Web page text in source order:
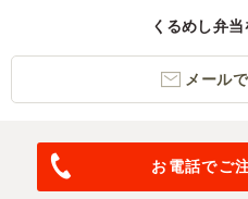
くるめし弁
メール
お電話でご